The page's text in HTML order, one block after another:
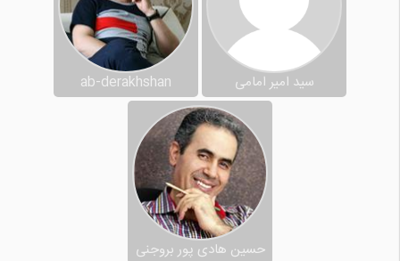
سید امیر امامی ab-derakhshan
حسین هادی پور بروجنی